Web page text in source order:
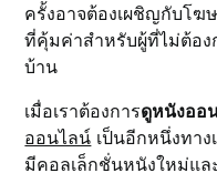
ครั้งอาจต้องเผชิญกับโฆ
ที่คุ้มค่าสำหรับผู้ที่ไม่ต้อง
บ้าน
เมื่อเราต้องการดูหนังออ
ออนไลน์ เป็นอีกหนึ่งทาง
มีคอลเล็กชั่นหนังใหม่แ